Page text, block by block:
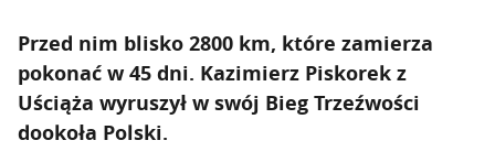
Przed nim blisko 2800 km, które zamierza
pokonać w 45 dni. Kazimierz Piskorek z
Uściąża wyruszył w swój Bieg Trzeźwości
dookoła Polski.